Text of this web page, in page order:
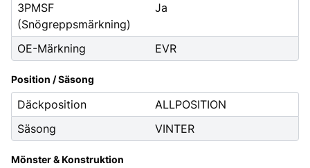
3PMSF
(Snögreppsmärkning)
Ja
OE-Märkning EVR
Position / Säsong
Däckposition
ALLPOSITION
Säsong
VINTER
Mönster & Konstruktion